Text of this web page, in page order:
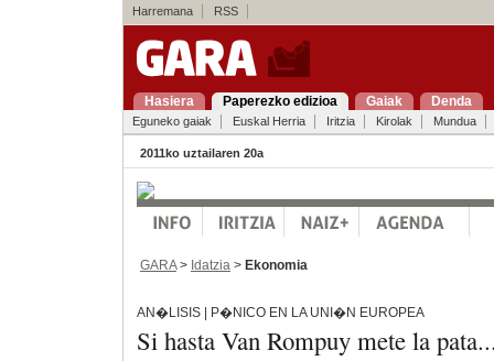
Harremana RSS
Hasiera Paperezko edizioa Gaiak Denda
Eguneko gaiak Euskal Herria Iritzia Kirolak Mundua
2011ko uztailaren 20a
GARA> Idatzia > Ekonomia
AN�LISIS | P�NICO EN LA UNI�N EUROPEA
Si hasta Van Rompuy mete la